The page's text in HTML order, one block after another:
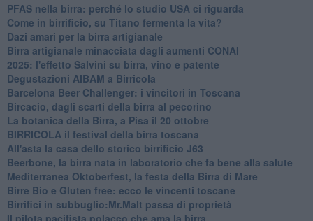
​PFAS nella birra: perché lo studio USA ci riguarda
​Come in birrificio, su Titano fermenta la vita?
Dazi amari per la birra artigianale
​Birra artigianale minacciata dagli aumenti CONAI
​2025: l'effetto Salvini su birra, vino e patente
​Degustazioni AIBAM a Birricola
​Barcelona Beer Challenger: i vincitori in Toscana
Bircacio, dagli scarti della birra al pecorino
​La botanica della Birra, a Pisa il 20 ottobre
BIRRICOLA il festival della birra toscana
​All'asta la casa dello storico birrificio J63
Beerbone, la birra nata in laboratorio che fa bene alla salute
Mediterranea Oktoberfest, la festa della Birra di Mare
​Birre Bio e Gluten free: ecco le vincenti toscane
​Birrifici in subbuglio:Mr.Malt passa di proprietà
​Il pilota pacifista polacco che ama la birra